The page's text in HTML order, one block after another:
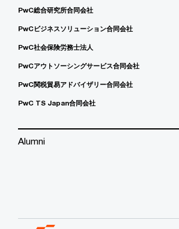
PwC総合研究所合同会社
PwCビジネスソリューション合同会社
PwC社会保険労務士法人
PwCアウトソーシングサービス合同会社
PwC関税貿易アドバイザリー合同会社
PwC TS Japan合同会社
Alumni